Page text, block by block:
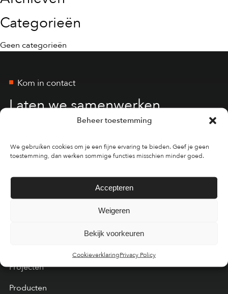
Beheer toestemming
We gebruiken cookies om je een fijne ervaring te bieden. Geef je geen
toestemming, dan werken sommige functies misschien minder goed.
Accepteren
Weigeren
Bekijk voorkeuren
CookieverklaringPrivacy Policy
Categorieën
Geen categorieën
Kom in contact
Laten we samenwerken
Projecten
Producten